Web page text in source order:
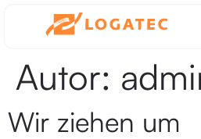
Autor:
Wir ziehen um